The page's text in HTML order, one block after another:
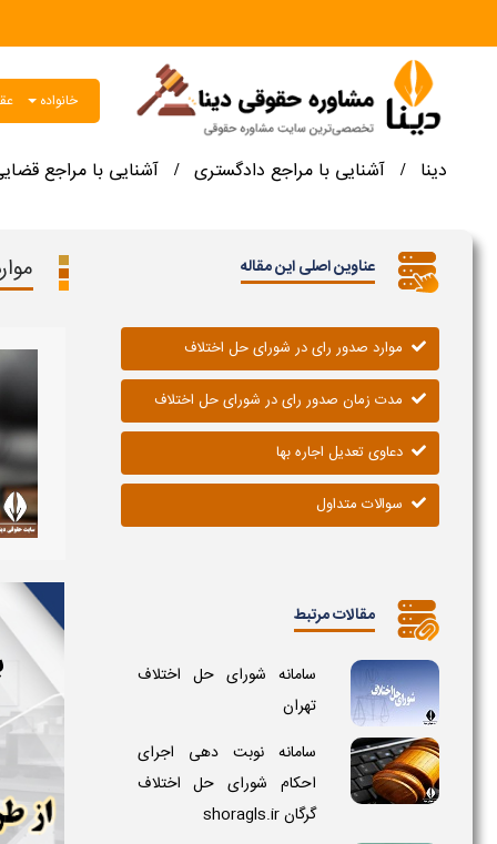
خانواده
دینا / آشنایی با مراجع دادگستری / آشنایی با مراجع
عناوین اصلی این مقاله
موارد صدور رای در شورای حل اختلاف
مدت زمان صدور رای در شورای حل اختلاف
دعاوی تعدیل اجاره‌ بها
سوالات متداول
مقالات مرتبط
سامانه شورای حل اختلاف
تهران
سامانه نوبت دهی اجرای
احکام شورای حل اختلاف
گرگان shoragls.ir